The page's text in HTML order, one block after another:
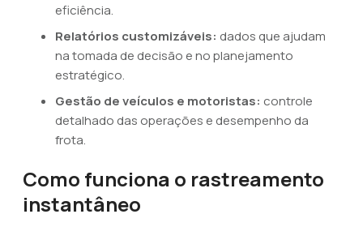
eficiência.
Relatórios customizáveis: dados que ajudam
na tomada de decisão e no planejamento
estratégico.
Gestão de veículos e motoristas: controle
detalhado das operações e desempenho da
frota.
Como funciona o rastreamento
instantâneo